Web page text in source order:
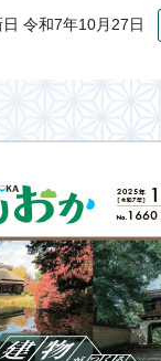
令和7年10月27日